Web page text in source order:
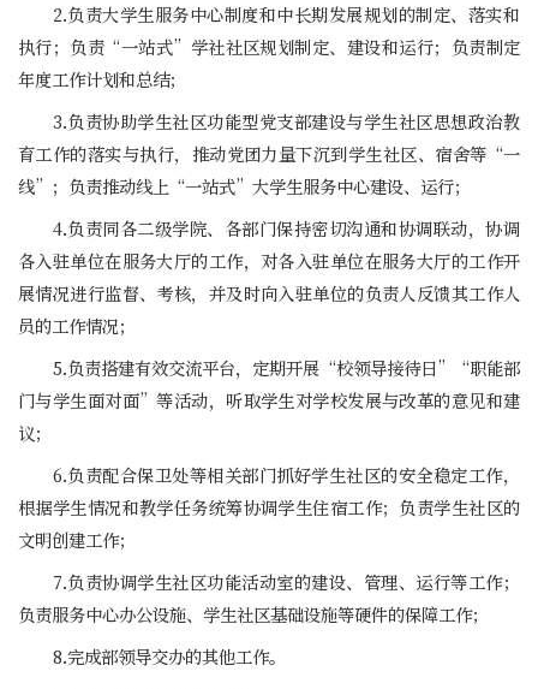
2.负责大学生服务中心制度和中长期发展规划的制定、落实和
执行；负责“一站式”学社社区规划制定、建设和运行；负责制定
年度工作计划和总结；
3.负责协助学生社区功能型党支部建设与学生社区思想政治教
育工作的落实与执行，推动党团力量下沉到学生社区、宿舍等“一
线”；负责推动线上“一站式”大学生服务中心建设、运行；
4.负责同各二级学院、各部门保持密切沟通和协调联动，协调
各入驻单位在服务大厅的工作，对各入驻单位在服务大厅的工作开
展情况进行监督、考核，并及时向入驻单位的负责人反馈其工作人
员的工作情况；
5.负责搭建有效交流平台，定期开展“校领导接待日”“职能部
门与学生面对面”等活动，听取学生对学校发展与改革的意见和建
议；
6.负责配合保卫处等相关部门抓好学生社区的安全稳定工作，
根据学生情况和教学任务统筹协调学生住宿工作；负责学生社区的
文明创建工作；
7.负责协调学生社区功能活动室的建设、管理、运行等工作；
负责服务中心办公设施、学生社区基础设施等硬件的保障工作；
8.完成部领导交办的其他工作。